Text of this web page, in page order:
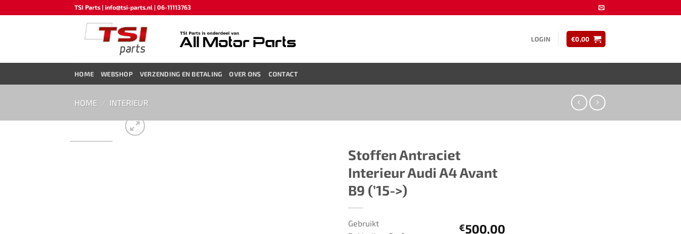
naar
TSI Parts | info@tsi-parts.nl | 06-11113763
LOGIN €0,00
HOME WEBSHOP VERZENDING EN BETALING OVER ONS CONTACT
HOME / INTERIEUR
Stoffen Antraciet
Interieur Audi A4 Avant
B9 (’15->)
€500,00
Gebruikt